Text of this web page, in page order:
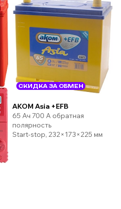
СКИДКА ЗА ОБМЕН
AKOM Asia +EFB
65 Ач 700 А обратная
полярность
Start-stop, 232×173×225 мм